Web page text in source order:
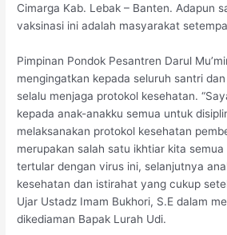
Cimarga Kab. Lebak – Banten. Adapun
vaksinasi ini adalah masyarakat
Pimpinan Pondok Pesantren Darul
mengingatkan kepada seluruh santri
selalu menjaga protokol kesehatan.
kepada anak-anakku semua untuk
melaksanakan protokol kesehatan
merupakan salah satu ikhtiar kita
tertular dengan virus ini, selanjutnya
kesehatan dan istirahat yang cukup
Ujar Ustadz Imam Bukhori, S.E dalam
dikediaman Bapak Lurah Udi.